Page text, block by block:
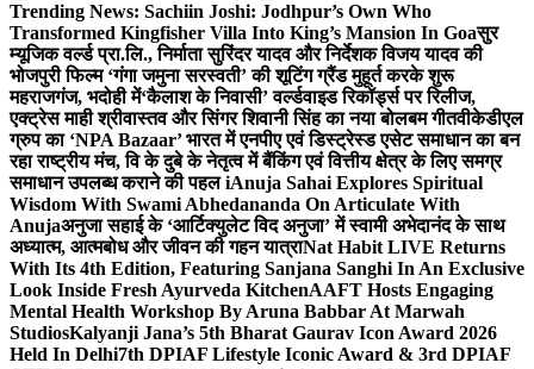
Trending News: Sachiin Joshi: Jodhpur’s Own Who
Transformed Kingfisher Villa Into King’s Mansion In Goaसुर
म्यूजिक वर्ल्ड प्रा.लि., निर्माता सुरिंदर यादव और निर्देशक विजय यादव की
भोजपुरी फिल्म ‘गंगा जमुना सरस्वती’ की शूटिंग ग्रैंड मुहूर्त करके शुरू
महराजगंज, भदोही में‘कैलाश के निवासी’ वर्ल्डवाइड रिकॉर्ड्स पर रिलीज,
एक्ट्रेस माही श्रीवास्तव और सिंगर शिवानी सिंह का नया बोलबम गीतवीकेडीएल
ग्रुप का ‘NPA Bazaar’ भारत में एनपीए एवं डिस्ट्रेस्ड एसेट समाधान का बन
रहा राष्ट्रीय मंच, वि के दुबे के नेतृत्व में बैंकिंग एवं वित्तीय क्षेत्र के लिए समग्र
समाधान उपलब्ध कराने की पहल iAnuja Sahai Explores Spiritual
Wisdom With Swami Abhedananda On Articulate With
Anujaअनुजा सहाई के ‘आर्टिक्युलेट विद अनुजा’ में स्वामी अभेदानंद के साथ
अध्यात्म, आत्मबोध और जीवन की गहन यात्राNat Habit LIVE Returns
With Its 4th Edition, Featuring Sanjana Sanghi In An Exclusive
Look Inside Fresh Ayurveda KitchenAAFT Hosts Engaging
Mental Health Workshop By Aruna Babbar At Marwah
StudiosKalyanji Jana’s 5th Bharat Gaurav Icon Award 2026
Held In Delhi7th DPIAF Lifestyle Iconic Award & 3rd DPIAF